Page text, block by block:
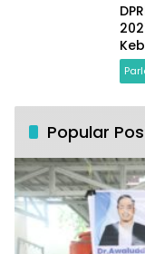
Popular